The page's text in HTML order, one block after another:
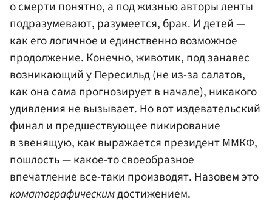
о смерти понятно, а под жизнью авторы ленты
подразумевают, разумеется, брак. И детей —
как его логичное и единственно возможное
продолжение. Конечно, животик, под занавес
возникающий у Пересильд (не из-за салатов,
как она сама прогнозирует в начале), никакого
удивления не вызывает. Но вот издевательский
финал и предшествующее пикирование
в звенящую, как выражается президент ММКФ,
пошлость — какое-то своеобразное
впечатление все-таки производят. Назовем это
коматографическимдостижением.